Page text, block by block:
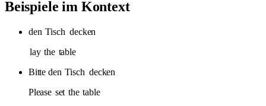
Beispiele im Kontext
den Tisch decken
lay the table
Bitte den Tisch decken
Please set the table